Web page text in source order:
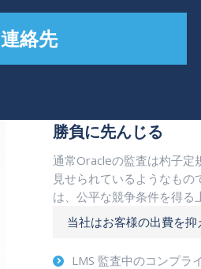
連絡先
勝負に先んじる
通常Oracleの監査は杓子定
見せられているようなも
は、公平な競争条件を得る
当社はお客様の出費を抑
LMS 監査中のコンプラ